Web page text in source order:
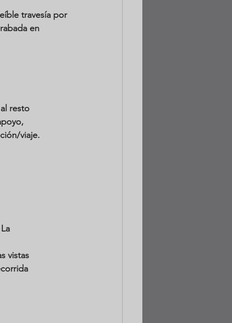
travesía por
en
resto
viaje.
vistas